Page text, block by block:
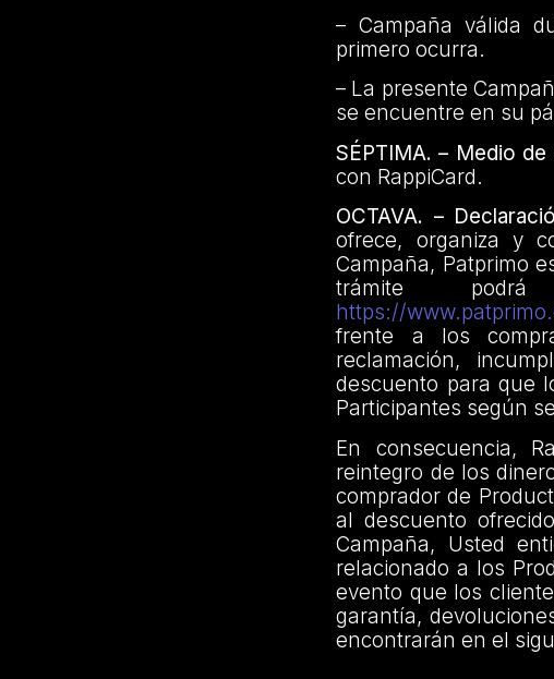
– Campaña válida
primero ocurra.
– La presente
se encuentre en su
SÉPTIMA. – Medio
con RappiCard.
OCTAVA. –
ofrece, organiza y
Campaña, Patprimo
trámite
https://
frente a los
reclamación,
descuento para que
Participantes según
En consecuencia,
reintegro de los
comprador de
al descuento
Campaña, Usted
relacionado a los
evento que los
garantía,
encontrarán en el